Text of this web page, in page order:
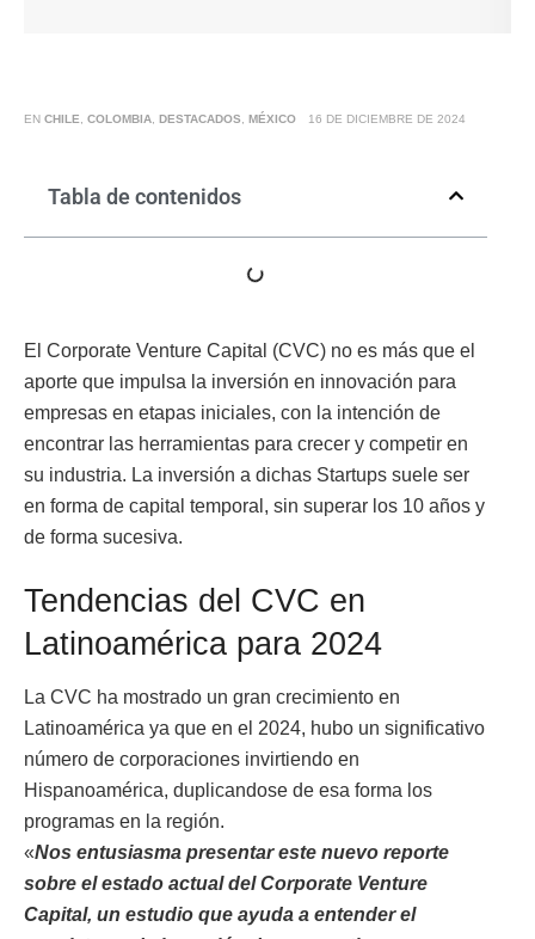
EN CHILE COLOMBIA DESTACADOS MÉXICO 16 DE DICIEMBRE DE 2024
Tabla de contenidos
El Corporate Venture Capital (CVC) no es más que el
aporte que impulsa la inversión en innovación para
empresas en etapas iniciales, con la intención de
encontrar las herramientas para crecer y competir en
su industria. La inversión a dichas Startups suele ser
en forma de capital​ temporal, sin superar los 10 años​ y
de forma sucesiva.​
Tendencias del CVC en
Latinoamérica para 2024
La CVC ha mostrado un gran crecimiento en
Latinoamérica ya que en el 2024, hubo un significativo
número de corporaciones invirtiendo en
Hispanoamérica, duplicandose de esa forma los
programas en la región.
«Nos entusiasma presentar este nuevo reporte
sobre el estado actual del Corporate Venture
Capital, un estudio que ayuda a entender el